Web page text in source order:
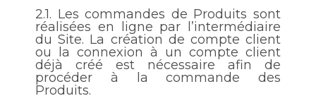
2.1. Les commandes de Produits sont
réalisées en ligne par l’intermédiaire
du Site. La création de compte client
ou la connexion à un compte client
déjà créé est nécessaire afin de
procéder à la commande des
Produits.